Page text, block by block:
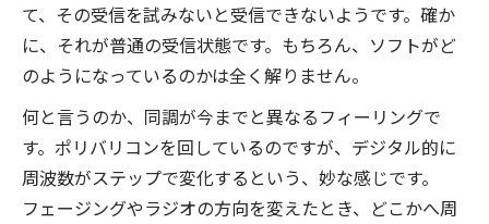
て、その受信を試みないと受信できないようです。確か
に、それが普通の受信状態です。もちろん、ソフトがど
のようになっているのかは全く解りません。
何と言うのか、同調が今までと異なるフィーリングで
す。ポリバリコンを回しているのですが、デジタル的に
周波数がステップで変化するという、妙な感じです。
フェージングやラジオの方向を変えたとき、どこかへ周